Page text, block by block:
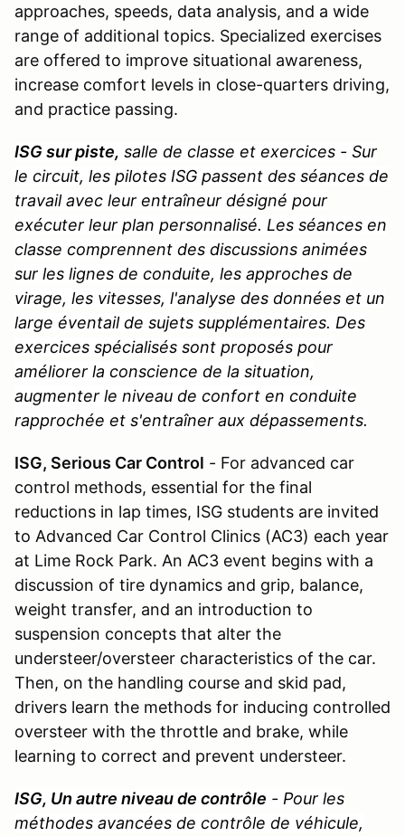
approaches, speeds, data analysis, and a wide
range of additional topics. Specialized exercises
are offered to improve situational awareness,
increase comfort levels in close-quarters driving,
and practice passing.
ISG sur piste, salle de classe et exercices - Sur
le circuit, les pilotes ISG passent des séances de
travail avec leur entraîneur désigné pour
exécuter leur plan personnalisé. Les séances en
classe comprennent des discussions animées
sur les lignes de conduite, les approches de
virage, les vitesses, l'analyse des données et un
large éventail de sujets supplémentaires. Des
exercices spécialisés sont proposés pour
améliorer la conscience de la situation,
augmenter le niveau de confort en conduite
rapprochée et s'entraîner aux dépassements.
ISG, Serious Car Control - For advanced car
control methods, essential for the final
reductions in lap times, ISG students are invited
to Advanced Car Control Clinics (AC3) each year
at Lime Rock Park. An AC3 event begins with a
discussion of tire dynamics and grip, balance,
weight transfer, and an introduction to
suspension concepts that alter the
understeer/oversteer characteristics of the car.
Then, on the handling course and skid pad,
drivers learn the methods for inducing controlled
oversteer with the throttle and brake, while
learning to correct and prevent understeer.
ISG, Un autre niveau de contrôle - Pour les
méthodes avancées de contrôle de véhicule,